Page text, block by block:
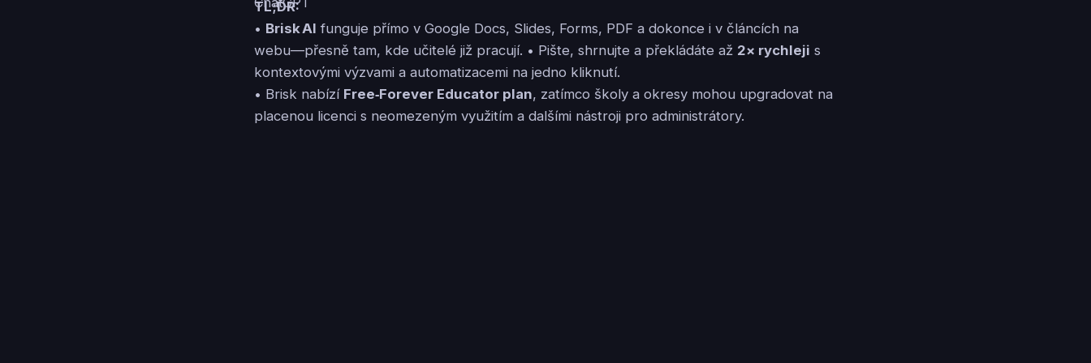
TL;DR:
• Brisk AI funguje přímo v Google Docs, Slides, Forms, PDF a dokonce i v článcích na
webu—přesně tam, kde učitelé již pracují. • Pište, shrnujte a překládáte až 2× rychleji s
kontextovými výzvami a automatizacemi na jedno kliknutí.
• Brisk nabízí Free‑Forever Educator plan, zatímco školy a okresy mohou upgradovat na
placenou licenci s neomezeným využitím a dalšími nástroji pro administrátory.